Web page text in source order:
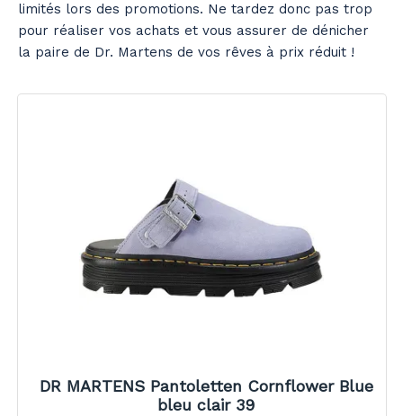
limités lors des promotions. Ne tardez donc pas trop
pour réaliser vos achats et vous assurer de dénicher
la paire de Dr. Martens de vos rêves à prix réduit !
DR MARTENS Pantoletten Cornflower Blue
bleu clair 39